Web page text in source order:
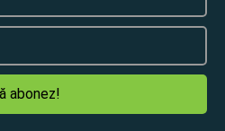
abonez!